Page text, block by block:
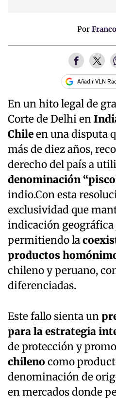
Por
Añadir VLN
En un hito legal de
Corte de Delhi en
Chileen una disputa
más de diez años,
derecho del país a
denominación
indio.Con esta
exclusividad que
indicación geográfica
permitiendo la
productos
chileno y peruano,
diferenciadas.
Este fallo sienta un
para la estrategia
de protección y
chileno como
denominación de
en mercados donde